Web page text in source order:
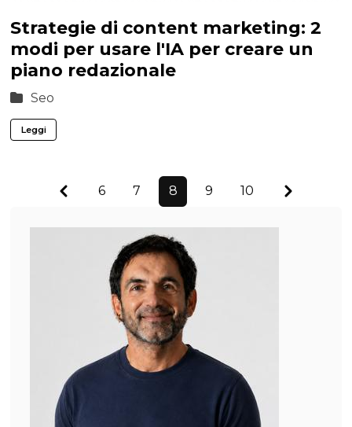
Strategie di content marketing: 2
modi per usare l'IA per creare un
piano redazionale
Seo
Leggi
Previous
6 7 8 9 10 Next